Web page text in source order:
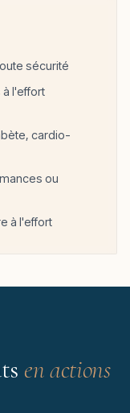
sécurité
l'effort
cardio-
ou
à l'effort
en actions